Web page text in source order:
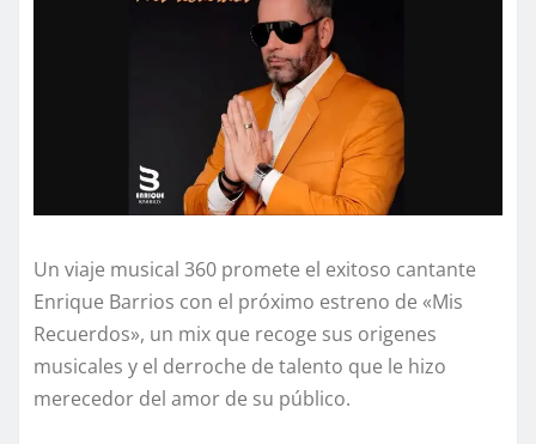
Un viaje musical 360 promete el exitoso cantante
Enrique Barrios con el próximo estreno de «Mis
Recuerdos», un mix que recoge sus origenes
musicales y el derroche de talento que le hizo
merecedor del amor de su público.